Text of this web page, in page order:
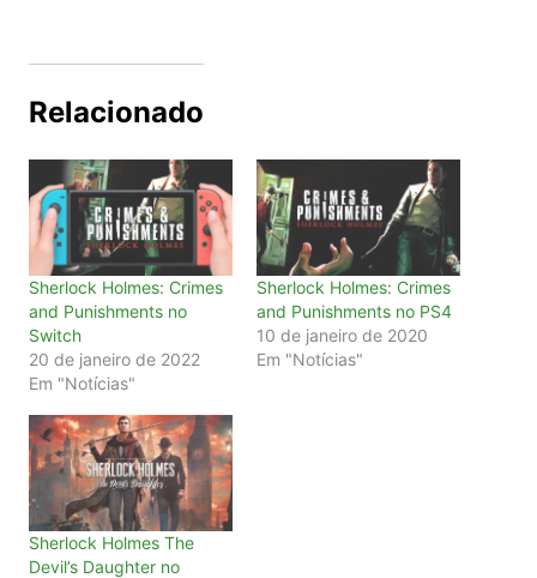
Relacionado
Sherlock Holmes: Crimes
and Punishments no
Switch
20 de janeiro de 2022
Em "Notícias"
Sherlock Holmes: Crimes
and Punishments no PS4
10 de janeiro de 2020
Em "Notícias"
Sherlock Holmes The
Devil’s Daughter no